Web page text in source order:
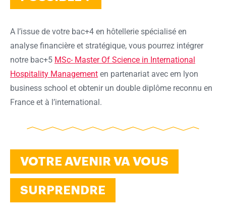
A l’issue de votre bac+4 en hôtellerie spécialisé en
analyse financière et stratégique, vous pourrez intégrer
notre bac+5 MSc- Master Of Science in International
Hospitality Management en partenariat avec em lyon
business school et obtenir un double diplôme reconnu en
France et à l’international.
VOTRE AVENIR VA VOUS
SURPRENDRE